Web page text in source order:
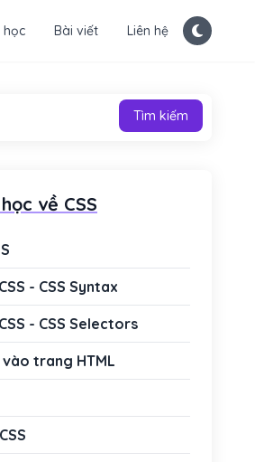
học Bài viết Liên hệ
Tìm kiếm
về CSS
- CSS Syntax
- CSS Selectors
vào trang HTML